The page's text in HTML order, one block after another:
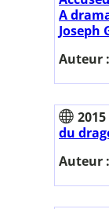
A
Joseph
Auteur :
2015
du
Auteur :